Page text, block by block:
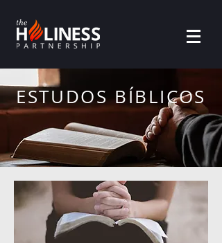
ESTUDOS BÍBLICOS